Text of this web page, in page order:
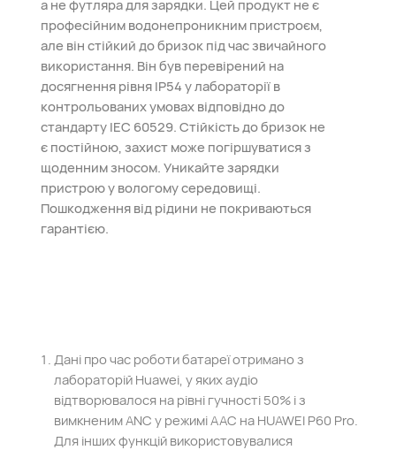
а не футляра для зарядки. Цей продукт не є
професійним водонепроникним пристроєм,
але він стійкий до бризок під час звичайного
використання. Він був перевірений на
досягнення рівня IP54 у лабораторії в
контрольованих умовах відповідно до
стандарту IEC 60529. Стійкість до бризок не
є постійною, захист може погіршуватися з
щоденним зносом. Уникайте зарядки
пристрою у вологому середовищі.
Пошкодження від рідини не покриваються
гарантією.
Дані про час роботи батареї отримано з
лабораторій Huawei, у яких аудіо
відтворювалося на рівні гучності 50% і з
вимкненим ANC у режимі AAC на HUAWEI P60 Pro.
Для інших функцій використовувалися